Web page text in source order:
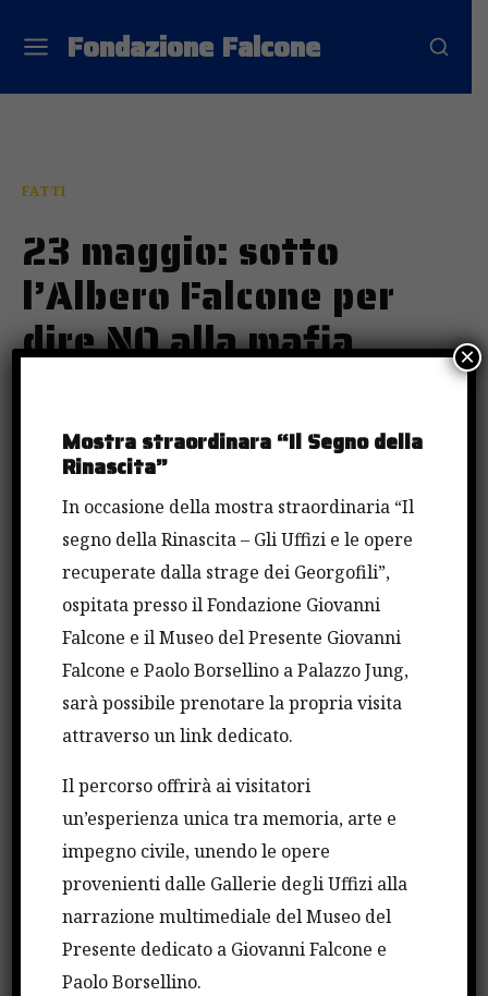
Fondazione Falcone
FATTI
23 maggio: sotto
l’Albero Falcone per
dire NO alla mafia
Centinaia di persone si sono radunate sotto l’Albero
Falcone al termine della lunga giornata di
celebrazioni del 29esimo anniversario della strage
di Capaci. Il saluto del presidente della Camera
Roberto Fico e l’emozionante esibizione dei Sansoni
hanno preceduto la lettura delle vittime degli
attentati costati la vita a Giovanni Falcone,
Francesca Morvillo, Paolo Borsellino e agli agenti
Mostra straordinara “Il Segno della
Rinascita”
In occasione della mostra straordinaria “Il
segno della Rinascita – Gli Uffizi e le opere
recuperate dalla strage dei Georgofili”,
ospitata presso il Fondazione Giovanni
Falcone e il Museo del Presente Giovanni
Falcone e Paolo Borsellino a Palazzo Jung,
sarà possibile prenotare la propria visita
attraverso un link dedicato.
Il percorso offrirà ai visitatori
un’esperienza unica tra memoria, arte e
impegno civile, unendo le opere
provenienti dalle Gallerie degli Uffizi alla
narrazione multimediale del Museo del
Presente dedicato a Giovanni Falcone e
Paolo Borsellino.
×